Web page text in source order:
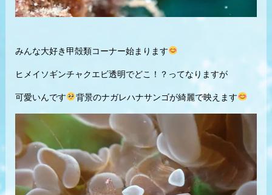
みんな大好き甲殻類コーナー始まります
ヒメイソギンチャクエビ透明でどこ！？ってなりますが
可愛いんです 背景のナガレハナサンゴが綺麗で映えます